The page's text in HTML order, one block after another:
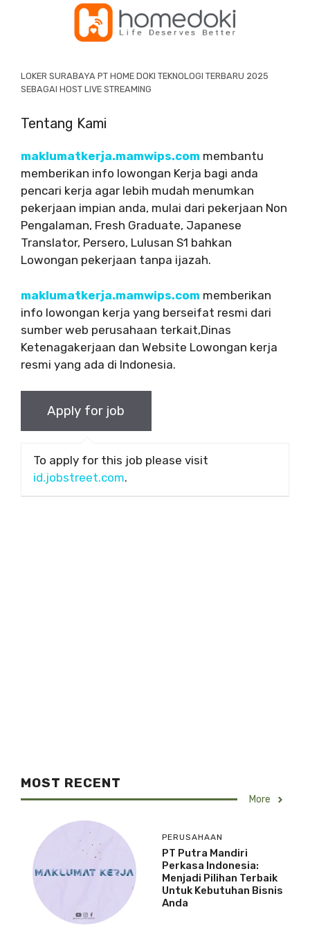
LOKER SURABAYA PT HOME DOKI TEKNOLOGI TERBARU 2025
SEBAGAI HOST LIVE STREAMING
Tentang Kami
maklumatkerja.mamwips.com membantu
memberikan info lowongan Kerja bagi anda
pencari kerja agar lebih mudah menumkan
pekerjaan impian anda, mulai dari pekerjaan Non
Pengalaman, Fresh Graduate, Japanese
Translator, Persero, Lulusan S1 bahkan
Lowongan pekerjaan tanpa ijazah.
maklumatkerja.mamwips.com memberikan
info lowongan kerja yang berseifat resmi dari
sumber web perusahaan terkait,Dinas
Ketenagakerjaan dan Website Lowongan kerja
resmi yang ada di Indonesia.
To apply for this job please visit
id.jobstreet.com.
MOST RECENT
More
PERUSAHAAN
PT Putra Mandiri
Perkasa Indonesia:
Menjadi Pilihan Terbaik
Untuk Kebutuhan Bisnis
Anda